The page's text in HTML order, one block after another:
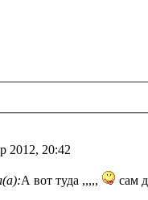
2012, 20:42
А вот туда ,,,,, сам